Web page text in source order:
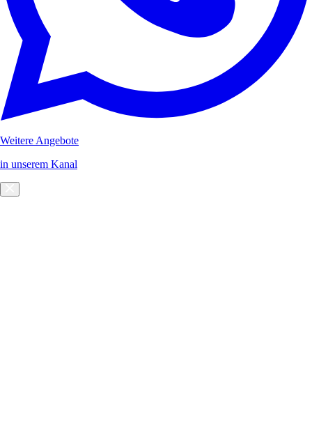
Weitere Angebote
in unserem Kanal